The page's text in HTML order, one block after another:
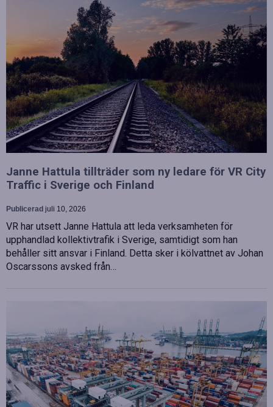
Janne Hattula tillträder som ny ledare för VR City
Traffic i Sverige och Finland
Publicerad juli 10, 2026
VR har utsett Janne Hattula att leda verksamheten för
upphandlad kollektivtrafik i Sverige, samtidigt som han
behåller sitt ansvar i Finland. Detta sker i kölvattnet av Johan
Oscarssons avsked från…